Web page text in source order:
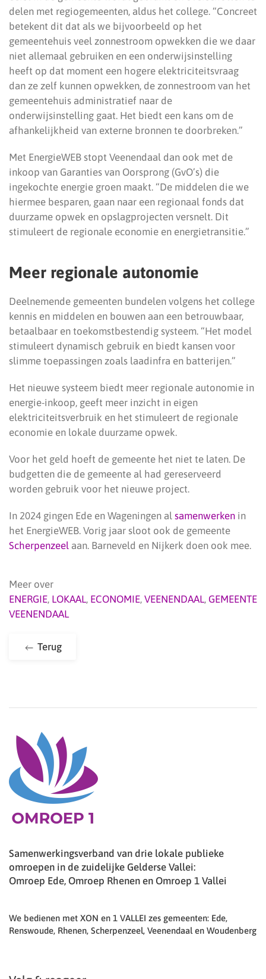
delen met regiogemeenten, aldus het college. “Concreet
betekent dit dat als we bijvoorbeeld op het
gemeentehuis veel zonnestroom opwekken die we daar
niet allemaal gebruiken en een onderwijsinstelling
heeft op dat moment een hogere elektriciteitsvraag
dan ze zelf kunnen opwekken, de zonnestroom van het
gemeentehuis administratief naar de
onderwijsinstelling gaat. Het biedt een kans om de
afhankelijkheid van externe bronnen te doorbreken.”
Met EnergieWEB stopt Veenendaal dan ook met de
inkoop van Garanties van Oorsprong (GvO’s) die
ingekochte energie groen maakt. “De middelen die we
hiermee besparen, gaan naar een regionaal fonds dat
duurzame opwek en opslagprojecten versnelt. Dit
stimuleert de regionale economie en energietransitie.”
Meer regionale autonomie
Deelnemende gemeenten bundelen volgens het college
kennis en middelen en bouwen aan een betrouwbaar,
betaalbaar en toekomstbestendig systeem. “Het model
stimuleert dynamisch gebruik en biedt kansen voor
slimme toepassingen zoals laadinfra en batterijen.”
Het nieuwe systeem biedt meer regionale autonomie in
energie-inkoop, geeft meer inzicht in eigen
elektriciteitsverbruik en het stimuleert de regionale
economie en lokale duurzame opwek.
Voor het geld hoeft de gemeente het niet te laten. De
budgetten die de gemeente al had gereserveerd
worden gebruik voor het nieuwe project.
In 2024 gingen Ede en Wageningen al samenwerken in
het EnergieWEB. Vorig jaar sloot ook de gemeente
Scherpenzeel aan. Barneveld en Nijkerk doen ook mee.
Meer over
ENERGIE, LOKAAL, ECONOMIE, VEENENDAAL, GEMEENTE
VEENENDAAL
Terug
Samenwerkingsverband van drie lokale publieke
omroepen in de zuidelijke Gelderse Vallei:
Omroep Ede, Omroep Rhenen en Omroep 1 Vallei
We bedienen met XON en 1 VALLEI zes gemeenten: Ede,
Renswoude, Rhenen, Scherpenzeel, Veenendaal en Woudenberg